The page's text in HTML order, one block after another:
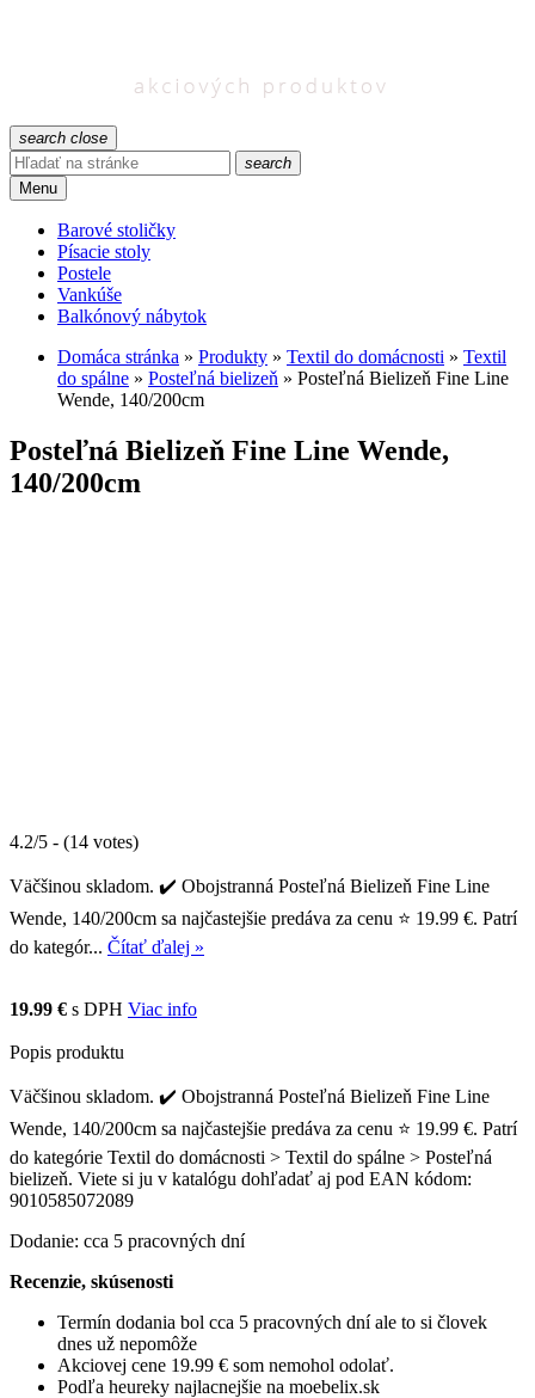
search close
search
Menu
Barové stoličky
Písacie stoly
Postele
Vankúše
Balkónový nábytok
Domáca stránka » Produkty » Textil do domácnosti » Textil
do spálne » Posteľná bielizeň » Posteľná Bielizeň Fine Line
Wende, 140/200cm
Posteľná Bielizeň Fine Line Wende,
140/200cm
4.2/5 - (14 votes)
Väčšinou skladom. ✔️ Obojstranná Posteľná Bielizeň Fine Line
Wende, 140/200cm sa najčastejšie predáva za cenu ⭐ 19.99 €. Patrí
do kategór... Čítať ďalej »
19.99 € s DPH Viac info
Popis produktu
Väčšinou skladom. ✔️ Obojstranná Posteľná Bielizeň Fine Line
Wende, 140/200cm sa najčastejšie predáva za cenu ⭐ 19.99 €. Patrí
do kategórie Textil do domácnosti > Textil do spálne > Posteľná
bielizeň. Viete si ju v katalógu dohľadať aj pod EAN kódom:
9010585072089
Dodanie: cca 5 pracovných dní
Recenzie, skúsenosti
Termín dodania bol cca 5 pracovných dní ale to si človek
dnes už nepomôže
Akciovej cene 19.99 € som nemohol odolať.
Podľa heureky najlacnejšie na moebelix.sk